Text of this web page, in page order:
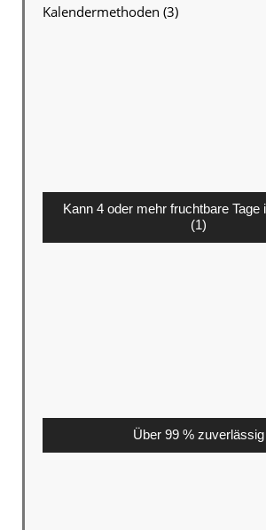
Kalendermethoden (3)
Kann 4 oder mehr fruchtbare Tage
(1)
Über 99 % zuverlässig